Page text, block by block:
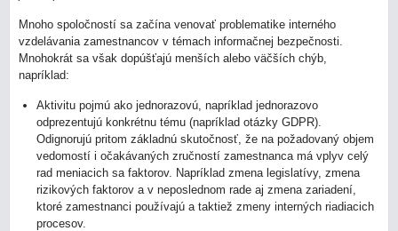
Mnoho spoločností sa začína venovať problematike interného
vzdelávania zamestnancov v témach informačnej bezpečnosti.
Mnohokrát sa však dopúšťajú menších alebo väčších chýb,
napríklad:
Aktivitu pojmú ako jednorazovú, napríklad jednorazovo
odprezentujú konkrétnu tému (napríklad otázky GDPR).
Odignorujú pritom základnú skutočnosť, že na požadovaný objem
vedomostí i očakávaných zručností zamestnanca má vplyv celý
rad meniacich sa faktorov. Napríklad zmena legislatívy, zmena
rizikových faktorov a v neposlednom rade aj zmena zariadení,
ktoré zamestnanci používajú a taktiež zmeny interných riadiacich
procesov.